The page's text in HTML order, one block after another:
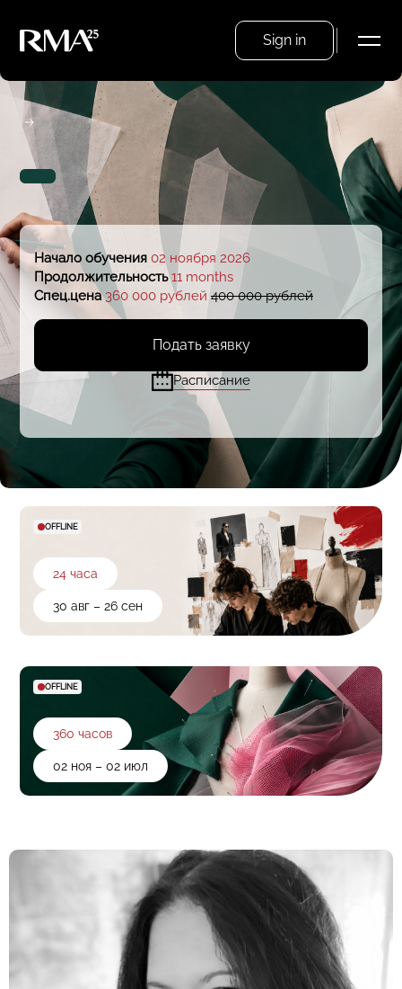
Sign in
Начало обучения 02 ноября 2026
Продолжительность 11 months
Спец.цена360 000 рублей 400 000 рублей
Подать заявку
Расписание
OFFLINE
24 часа
30 авг – 26 сен
OFFLINE
360 часов
02 ноя – 02 июл